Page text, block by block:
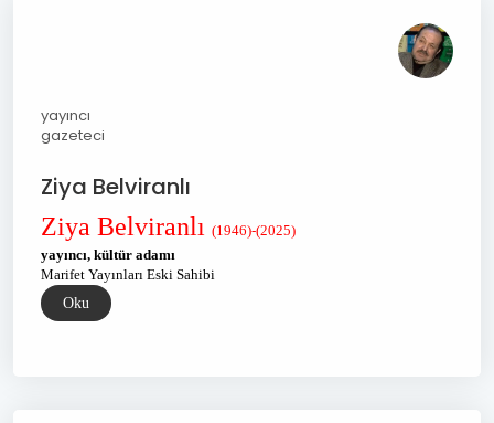
yayıncı
gazeteci
Ziya Belviranlı
Ziya Belviranlı (1946)-(2025)
yayıncı, kültür adamı
Marifet Yayınları Eski Sahibi
Oku